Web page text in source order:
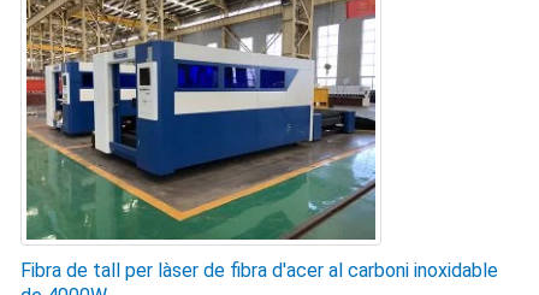
Fibra de tall per làser de fibra d'acer al carboni inoxidable